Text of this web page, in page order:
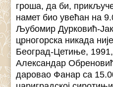
гроша, да би,
намет био увећан на
Љубомир Дурковић-
црногорска никада
Београд-Цетиње,
Александар
даровао Фанар са